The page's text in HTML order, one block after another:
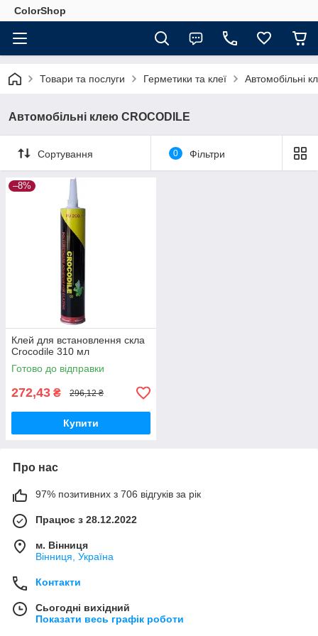
ColorShop
Товари та послуги Герметики та клеї Автомобільні
Автомобільні клею CROCODILE
Сортування 0 Фільтри
–8%
Клей для встановлення скла
Crocodile 310 мл
Готово до відправки
272,43 ₴ 296,12 ₴
Купити
Про нас
97% позитивних з 706 відгуків за рік
Працює з 28.12.2022
м. Вінниця
Вінниця, Україна
Контакти
Сьогодні вихідний
Показати весь графік роботи